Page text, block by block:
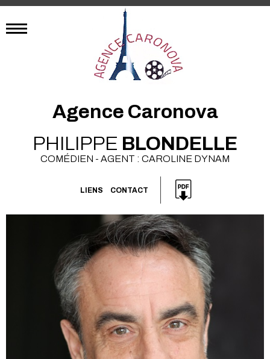
Agence Caronova
PHILIPPE BLONDELLE
COMÉDIEN - AGENT : CAROLINE DYNAM
LIENS CONTACT